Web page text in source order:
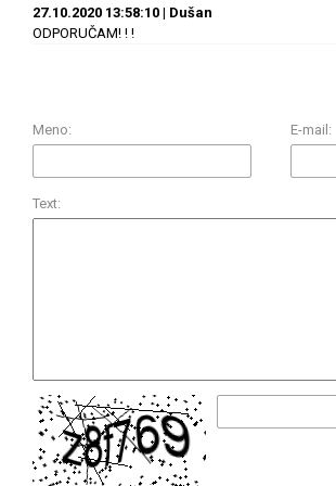
27.10.2020 13:58:10 | Dušan
ODPORUČAM! ! !
Meno: E-mail:
Text: